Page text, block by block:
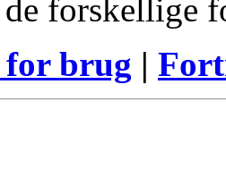
forskellige
for brug |